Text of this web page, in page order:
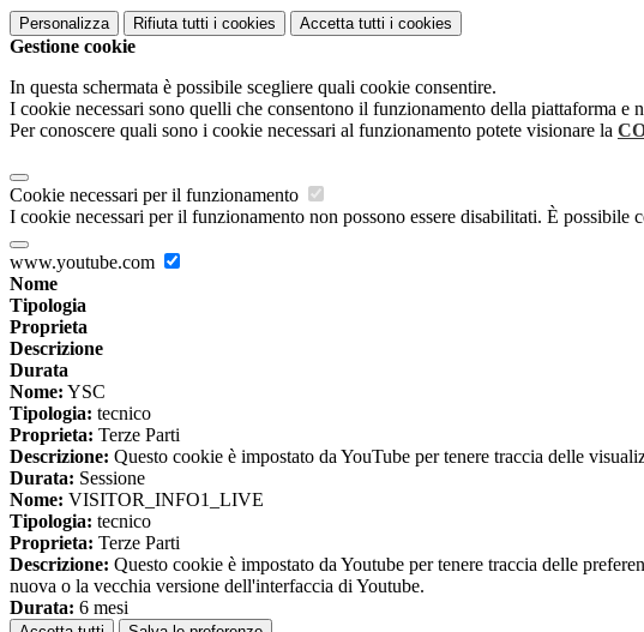
Personalizza Rifiuta tutti i cookies Accetta tutti i cookies
Gestione cookie
In questa schermata è possibile scegliere quali cookie consentire.
I cookie necessari sono quelli che consentono il funzionamento della piattaforma e
Per conoscere quali sono i cookie necessari al funzionamento potete visionare la
Cookie necessari per il funzionamento
I cookie necessari per il funzionamento non possono essere disabilitati. È possibile
www.youtube.com
Nome
Tipologia
Proprieta
Descrizione
Durata
Nome: YSC
Tipologia: tecnico
Proprieta: Terze Parti
Descrizione: Questo cookie è impostato da YouTube per tenere traccia delle
Durata: Sessione
Nome: VISITOR_INFO1_LIVE
Tipologia: tecnico
Proprieta: Terze Parti
Descrizione: Questo cookie è impostato da Youtube per tenere traccia delle
nuova o la vecchia versione dell'interfaccia di Youtube.
Durata: 6 mesi